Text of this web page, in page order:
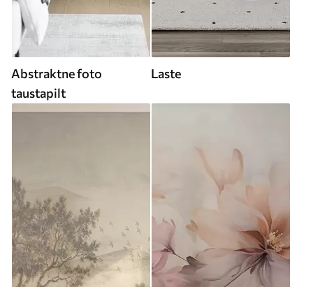
Abstraktne foto
taustapilt
Laste